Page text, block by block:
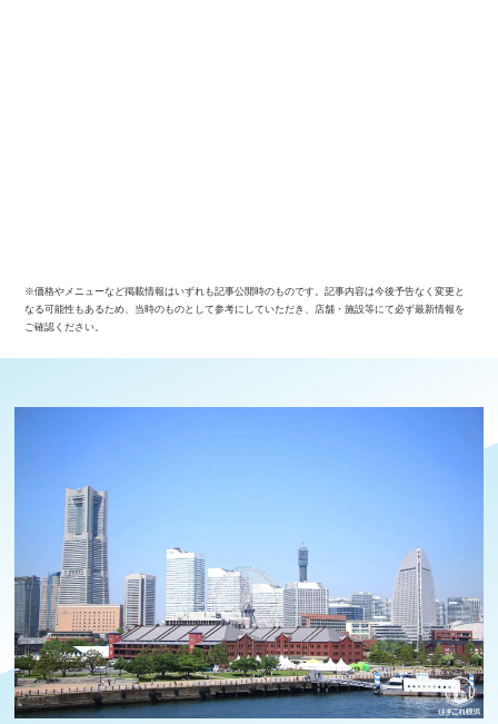
※価格やメニューなど掲載情報はいずれも記事公開時のものです。記事内容は今後予告なく変更と
なる可能性もあるため、当時のものとして参考にしていただき、店舗・施設等にて必ず最新情報を
ご確認ください。